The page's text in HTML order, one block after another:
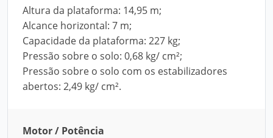
Altura da plataforma: 14,95 m;
Alcance horizontal: 7 m;
Capacidade da plataforma: 227 kg;
Pressão sobre o solo: 0,68 kg/ cm²;
Pressão sobre o solo com os estabilizadores
abertos: 2,49 kg/ cm².
Motor / Potência